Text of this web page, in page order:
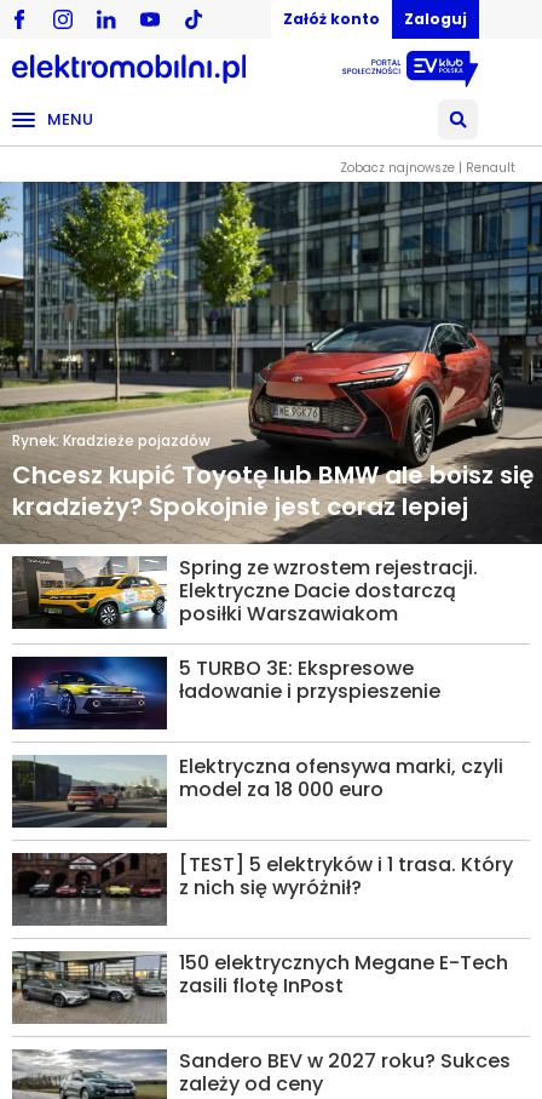
Załóż konto Zaloguj
MENU
Zobacz najnowsze | Renault
Rynek: Kradzieże pojazdów
Chcesz kupić Toyotę lub BMW ale boisz się
kradzieży? Spokojnie jest coraz lepiej
Spring ze wzrostem rejestracji.
Elektryczne Dacie dostarczą
posiłki Warszawiakom
5 TURBO 3E: Ekspresowe
ładowanie i przyspieszenie
Elektryczna ofensywa marki, czyli
model za 18 000 euro
[TEST] 5 elektryków i 1 trasa. Który
z nich się wyróżnił?
150 elektrycznych Megane E-Tech
zasili flotę InPost
Sandero BEV w 2027 roku? Sukces
zależy od ceny